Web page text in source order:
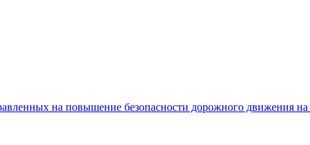
на повышение безопасности дорожного движения на